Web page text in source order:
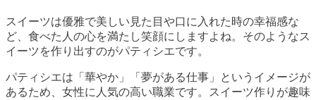
スイーツは優雅で美しい見た目や口に入れた時の幸福感な
ど、食べた人の心を満たし笑顔にしますよね。そのようなス
イーツを作り出すのがパティシエです。
パティシエは「華やか」「夢がある仕事」というイメージが
あるため、女性に人気の高い職業です。スイーツ作りが趣味